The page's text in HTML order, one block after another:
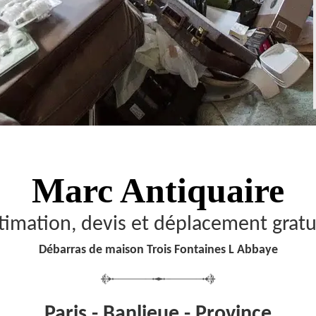
Marc Antiquaire
devis et déplacement
Débarras de maison Trois Fontaines L Abbaye